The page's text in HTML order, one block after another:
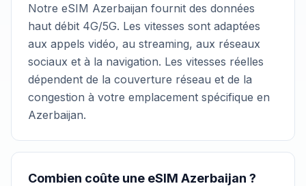
Notre eSIM Azerbaijan fournit des données
haut débit 4G/5G. Les vitesses sont adaptées
aux appels vidéo, au streaming, aux réseaux
sociaux et à la navigation. Les vitesses réelles
dépendent de la couverture réseau et de la
congestion à votre emplacement spécifique en
Azerbaijan.
Combien coûte une eSIM Azerbaijan ?